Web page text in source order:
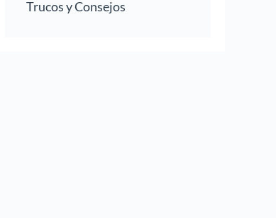
Trucos y Consejos